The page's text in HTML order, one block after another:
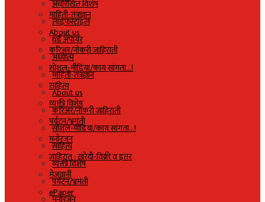
माहिती-तंत्रज्ञान
About us
करिअर/नोकरी जाहिराती
सोशल-मीडिया/काय सांगता…!
साहित्य
व्यक्ती विशेष
पर्यटन/भ्रमंती
मनोरंजन
जाहिरात : खरेदी-विक्री व इतर
मेजवानी
ePaper
अधोरेखित विशेष
लाइफस्टाइल
थर्ड अंपायर
अध्यात्म
माहिती-तंत्रज्ञान
About us
करिअर/नोकरी जाहिराती
सोशल-मीडिया/काय सांगता…!
साहित्य
व्यक्ती विशेष
पर्यटन/भ्रमंती